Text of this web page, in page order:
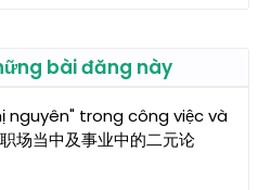
bài đăng này
nguyên" trong công việc và
场当中及事业中的二元论